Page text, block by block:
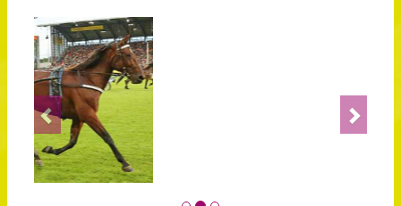
Previous Next